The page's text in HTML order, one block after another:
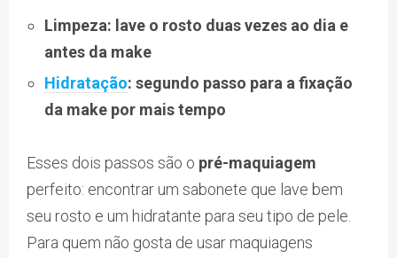
Limpeza: lave o rosto duas vezes ao dia e
antes da make
Hidratação: segundo passo para a fixação
da make por mais tempo
Esses dois passos são o pré-maquiagem
perfeito: encontrar um sabonete que lave bem
seu rosto e um hidratante para seu tipo de pele.
Para quem não gosta de usar maquiagens